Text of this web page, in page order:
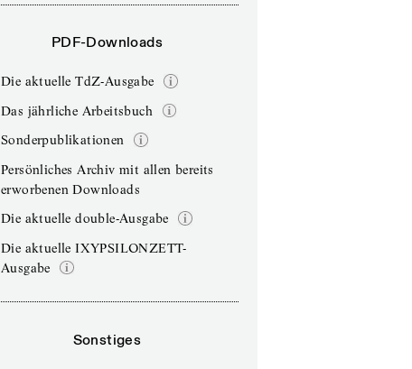
PDF-Downloads
Die aktuelle TdZ-Ausgabe
Das jährliche Arbeitsbuch
Sonderpublikationen
Persönliches Archiv mit allen bereits
erworbenen Downloads
Die aktuelle double-Ausgabe
Die aktuelle IXYPSILONZETT-
Ausgabe
Sonstiges